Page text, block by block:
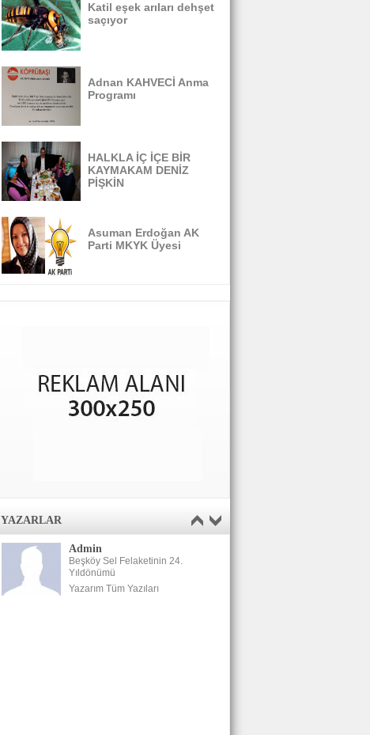
Katil eşek arıları dehşet
saçıyor
Adnan KAHVECİ Anma
Programı
HALKLA İÇ İÇE BİR
KAYMAKAM DENİZ
PİŞKİN
Asuman Erdoğan AK
Parti MKYK Üyesi
YAZARLAR
Admin
Beşköy Sel Felaketinin 24.
Yıldönümü
Yazarım Tüm Yazıları